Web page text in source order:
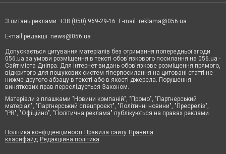
З питань реклами: +38 (050) 969-29-16. E-mail: reklama@056.ua
E-mail редакції: news@056.ua
Допускається цитування матеріалів без отримання попередньої згоди
056.ua за умови розміщення в тексті обов'язкового посилання на 056.ua -
Сайт міста Дніпра. Для інтернет-видань обов'язкове розміщення прямого,
відкритого для пошукових систем гіперпосилання на цитовані статті не
нижче другого абзацу в тексті або в якості джерела. Порушення
виняткових прав переслідується Законом.
Матеріали з плашками "Новини компаній", "Промо", "Партнерський
матеріал", "Партнерський спецпроєкт", "Політичні новини", "Пресреліз",
"PR", "Офіційно", "Політична реклама" публікуються на правах реклами.
Політика конфіденційності Правила сайту Правила
класифайд Редакційна політика